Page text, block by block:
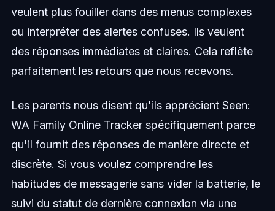
veulent plus fouiller dans des menus complexes
ou interpréter des alertes confuses. Ils veulent
des réponses immédiates et claires. Cela reflète
parfaitement les retours que nous recevons.
Les parents nous disent qu'ils apprécient Seen:
WA Family Online Tracker spécifiquement parce
qu'il fournit des réponses de manière directe et
discrète. Si vous voulez comprendre les
habitudes de messagerie sans vider la batterie, le
suivi du statut de dernière connexion via une